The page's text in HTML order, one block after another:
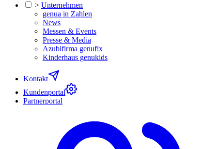
> Unternehmen
genua in Zahlen
News
Messen & Events
Presse & Media
Azubifirma genufix
Kinderhaus genukids
Kontakt
Kundenportal
Partnerportal